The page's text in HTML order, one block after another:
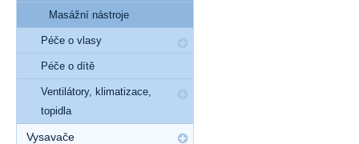
Masážní nástroje
Péče o vlasy
Péče o dítě
Ventilátory, klimatizace,
topidla
Vysavače